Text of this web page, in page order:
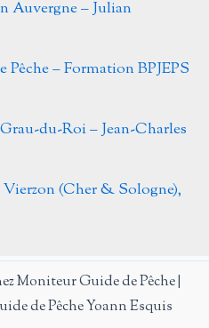
Auvergne – Julian
– Formation BPJEPS
du-Roi – Jean-Charles
(Cher & Sologne),
Moniteur Guide de Pêche |
de Pêche Yoann Esquis